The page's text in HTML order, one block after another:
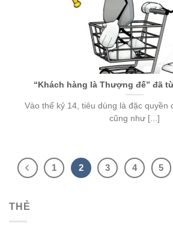
“Khách hàng là Thượng đế” đã
Vào thế kỷ 14, tiêu dùng là đặc quyền
cũng như [...]
1 2 3 4 5
THẺ